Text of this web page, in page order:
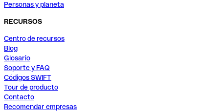
Personas y planeta
RECURSOS
Centro de recursos
Blog
Glosario
Soporte y FAQ
Códigos SWIFT
Tour de producto
Contacto
Recomendar empresas